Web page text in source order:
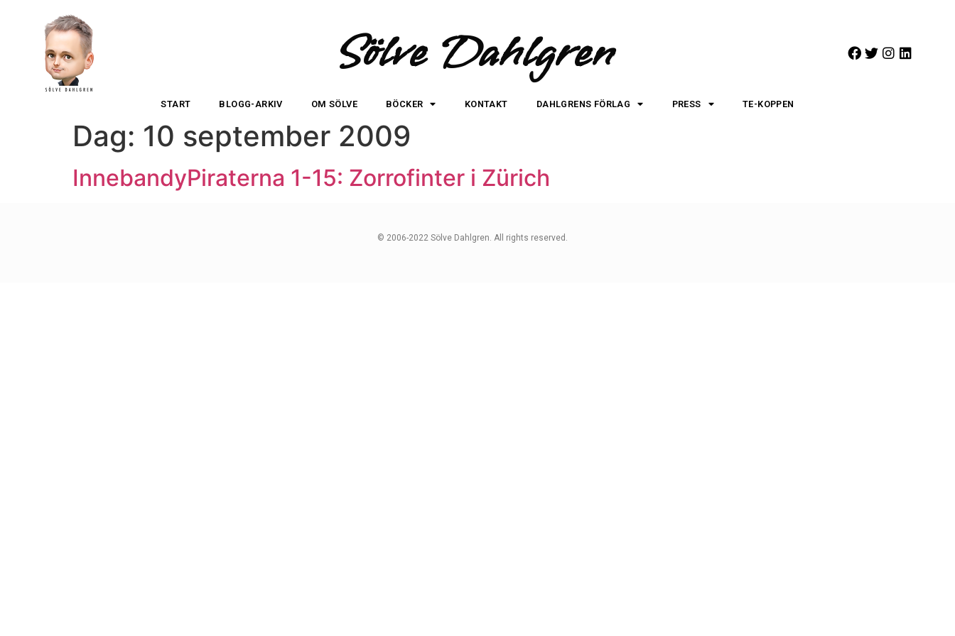
Sölve Dahlgren
START BLOGG-ARKIV OM SÖLVE BÖCKER KONTAKT DAHLGRENS FÖRLAG PRESS TE-KOPPEN
Dag: 10 september 2009
InnebandyPiraterna 1-15: Zorrofinter i Zürich
© 2006-2022 Sölve Dahlgren. All rights reserved.